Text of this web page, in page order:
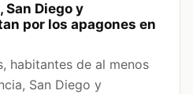
San Diego y
por los apagones en
habitantes de al menos
San Diego y